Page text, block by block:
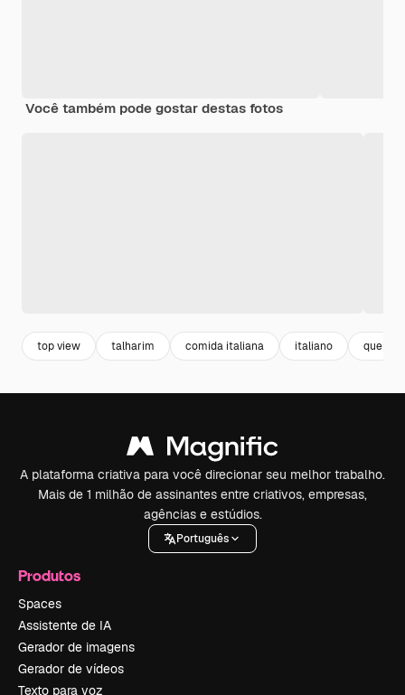
Você também pode gostar destas fotos
top view talharim comida italiana italiano queijo
A plataforma criativa para você direcionar seu melhor trabalho.
Mais de 1 milhão de assinantes entre criativos, empresas,
agências e estúdios.
Português
Produtos
Spaces
Assistente de IA
Gerador de imagens
Gerador de vídeos
Texto para voz